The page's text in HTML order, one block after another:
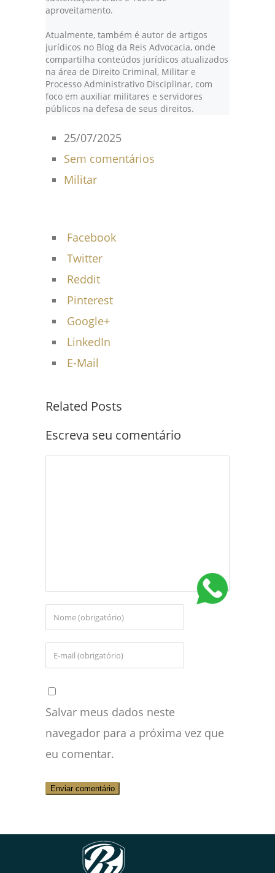
aproveitamento.
Atualmente, também é autor de artigos
jurídicos no Blog da Reis Advocacia, onde
compartilha conteúdos jurídicos atualizados
na área de Direito Criminal, Militar e
Processo Administrativo Disciplinar, com
foco em auxiliar militares e servidores
públicos na defesa de seus direitos.
25/07/2025
Sem comentários
Militar
Facebook
Twitter
Reddit
Pinterest
Google+
LinkedIn
E-Mail
Related Posts
Escreva seu comentário
Salvar meus dados neste
navegador para a próxima vez que
eu comentar.